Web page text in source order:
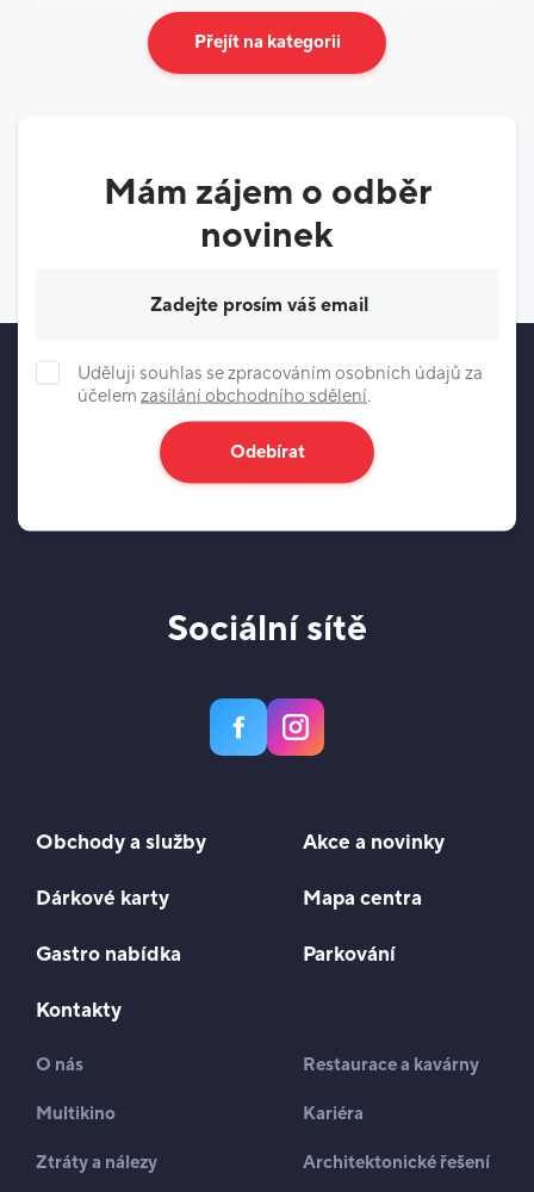
Přejít na kategorii
Mám zájem o odběr
novinek
Uděluji souhlas se zpracováním osobních údajů za
účelem zasílání obchodního sdělení.
Odebírat
Sociální sítě
Obchody a služby Akce a novinky
Dárkové karty Mapa centra
Gastro nabídka Parkování
Kontakty
O nás Restaurace a kavárny
Multikino Kariéra
Ztráty a nálezy Architektonické řešení